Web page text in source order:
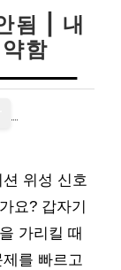
됨 | 내
함
위성 신호
요? 갑자기
가리킬 때
를 빠르고